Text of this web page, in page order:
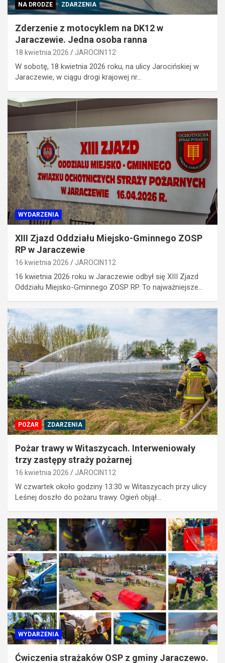
NA DRODZE ZDARZENIA
Zderzenie z motocyklem na DK12 w
Jaraczewie. Jedna osoba ranna
18 kwietnia 2026 JAROCIN112
W sobotę, 18 kwietnia 2026 roku, na ulicy Jarocińskiej w
Jaraczewie, w ciągu drogi krajowej nr…
WYDARZENIA
XIII Zjazd Oddziału Miejsko-Gminnego ZOSP
RP w Jaraczewie
16 kwietnia 2026 JAROCIN112
16 kwietnia 2026 roku w Jaraczewie odbył się XIII Zjazd
Oddziału Miejsko-Gminnego ZOSP RP. To najważniejsze…
POŻAR ZDARZENIA
Pożar trawy w Witaszycach. Interweniowały
trzy zastępy straży pożarnej
16 kwietnia 2026 JAROCIN112
W czwartek około godziny 13:30 w Witaszycach przy ulicy
Leśnej doszło do pożaru trawy. Ogień objął…
WYDARZENIA
Ćwiczenia strażaków OSP z gminy Jaraczewo.